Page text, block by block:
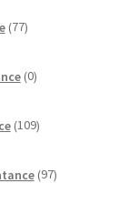
77izdelkov
0izdelkov
109izdelkov
97izdelkov